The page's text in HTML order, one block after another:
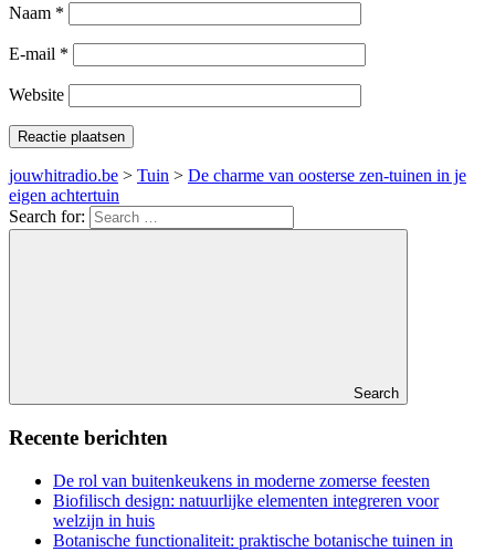
Naam *
E-mail *
Website
jouwhitradio.be > Tuin > De charme van oosterse zen-tuinen in je
eigen achtertuin
Search for:
Search
Recente berichten
De rol van buitenkeukens in moderne zomerse feesten
Biofilisch design: natuurlijke elementen integreren voor
welzijn in huis
Botanische functionaliteit: praktische botanische tuinen in